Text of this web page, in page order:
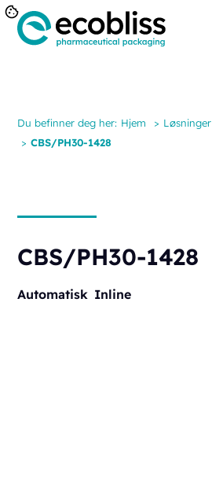
Du befinner deg her: Hjem > Løsninger
> CBS/PH30-1428
CBS/PH30-1428
Automatisk Inline